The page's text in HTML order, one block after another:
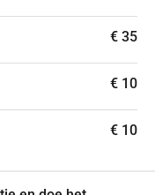
€ 35
€ 10
€ 10